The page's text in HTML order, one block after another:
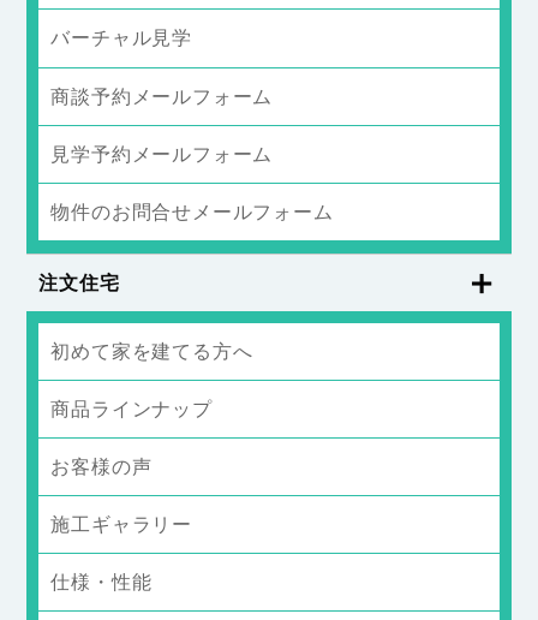
バーチャル見学
商談予約メールフォーム
見学予約メールフォーム
物件のお問合せメールフォーム
注文住宅
初めて家を建てる方へ
商品ラインナップ
お客様の声
施工ギャラリー
仕様・性能